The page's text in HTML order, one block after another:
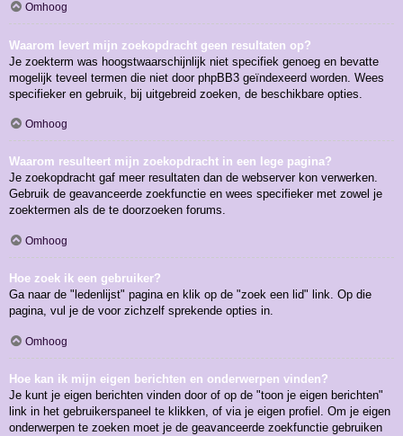
Omhoog
Waarom levert mijn zoekopdracht geen resultaten op?
Je zoekterm was hoogstwaarschijnlijk niet specifiek genoeg en bevatte
mogelijk teveel termen die niet door phpBB3 geïndexeerd worden. Wees
specifieker en gebruik, bij uitgebreid zoeken, de beschikbare opties.
Omhoog
Waarom resulteert mijn zoekopdracht in een lege pagina?
Je zoekopdracht gaf meer resultaten dan de webserver kon verwerken.
Gebruik de geavanceerde zoekfunctie en wees specifieker met zowel je
zoektermen als de te doorzoeken forums.
Omhoog
Hoe zoek ik een gebruiker?
Ga naar de "ledenlijst" pagina en klik op de "zoek een lid" link. Op die
pagina, vul je de voor zichzelf sprekende opties in.
Omhoog
Hoe kan ik mijn eigen berichten en onderwerpen vinden?
Je kunt je eigen berichten vinden door of op de "toon je eigen berichten"
link in het gebruikerspaneel te klikken, of via je eigen profiel. Om je eigen
onderwerpen te zoeken moet je de geavanceerde zoekfunctie gebruiken